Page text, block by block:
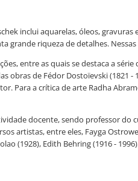
inclui aquarelas, óleos,
grande riqueza de detalhes.
entre as quais se destaca a
obras de Fédor Dostoïevski (1821
Para a crítica de arte Radha
docente, sendo professor do
artistas, entre eles, Fayga
(1928), Edith Behring (1916 -